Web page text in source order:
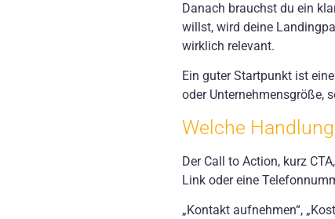
Danach brauchst du ein
willst, wird deine
wirklich relevant.
Ein guter Startpunkt ist
oder Unternehmensgröße,
Welche
Der Call to Action, kurz
Link oder eine
„Kontakt aufnehmen“,